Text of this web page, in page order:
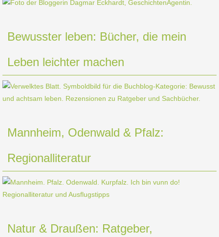
Bewusster leben: Bücher, die mein
Leben leichter machen
Mannheim, Odenwald & Pfalz:
Regionalliteratur
Natur & Draußen: Ratgeber,